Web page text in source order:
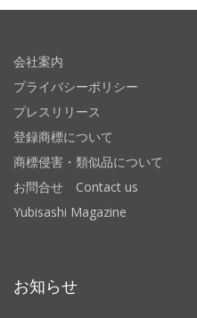
会社案内
プライバシーポリシー
プレスリリース
登録商標について
商標侵害・類似品について
お問合せ Contact us
Yubisashi Magazine
お知らせ